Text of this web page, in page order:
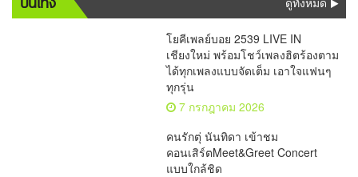
โยคีเพลย์บอย 2539 LIVE IN
เชียงใหม่ พร้อมโชว์เพลงฮิตร้องตาม
ได้ทุกเพลงแบบจัดเต็ม เอาใจแฟนๆ
ทุกรุ่น
7 กรกฎาคม 2026
คนรักตุ่ นันทิดา เข้าชม
คอนเสิร์ตMeet&Greet Concert
แบบใกล้ชิด